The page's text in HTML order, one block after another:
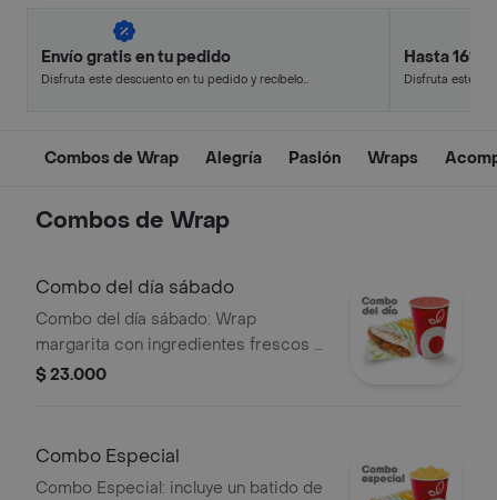
Envío gratis en tu pedido
Disfruta este descuento en tu pedido y recíbelo
Hasta 16%
Disfruta este
Combos de Wrap Alegría Pasión Wraps
Combos de Wrap
Combo del día sábado
Combo del día sábado: Wrap
margarita con ingredientes frescos y
un batido línea alegría.
$ 23.000
Combo Especial
Combo Especial: incluye un batido de